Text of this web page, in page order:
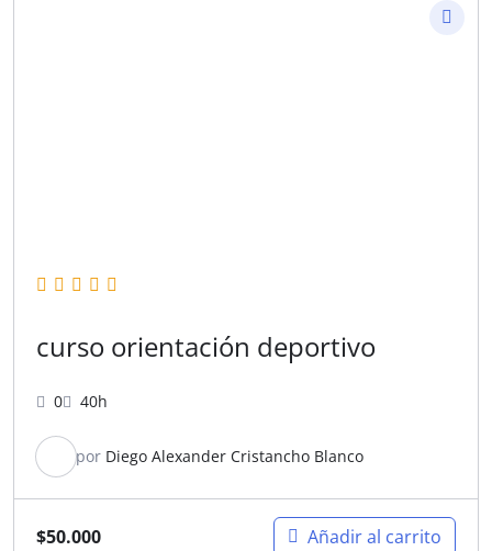
curso orientación deportivo
0 40h
por Diego Alexander Cristancho Blanco
$50.000 Añadir al carrito